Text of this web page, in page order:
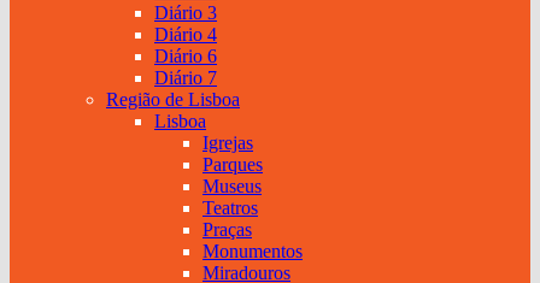
Diário 3
Diário 4
Diário 6
Diário 7
Região de Lisboa
Lisboa
Igrejas
Parques
Museus
Teatros
Praças
Monumentos
Miradouros